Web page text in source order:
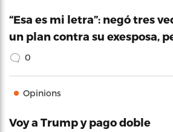
“Esa es mi letra”: negó tres
un plan contra su exesposa,
0
Opinions
Voy a Trump y pago doble